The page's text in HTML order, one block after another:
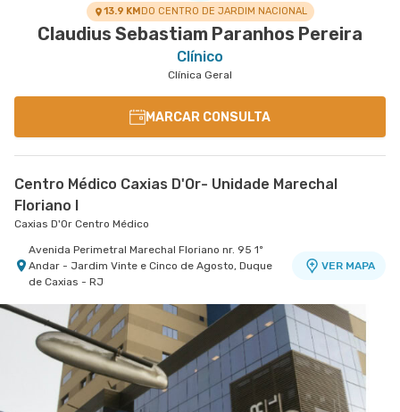
13.9 KMDO CENTRO DE JARDIM NACIONAL
Claudius Sebastiam Paranhos Pereira
Clínico
Clínica Geral
MARCAR CONSULTA
Centro Médico Caxias D'Or- Unidade Marechal
Floriano I
Caxias D'Or Centro Médico
Avenida Perimetral Marechal Floriano nr. 95 1º
Andar - Jardim Vinte e Cinco de Agosto, Duque
de Caxias - RJ
VER MAPA